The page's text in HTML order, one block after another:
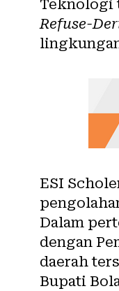
Teknologi
Refuse-
ESI
Dalam
dengan
daerah
Bupati